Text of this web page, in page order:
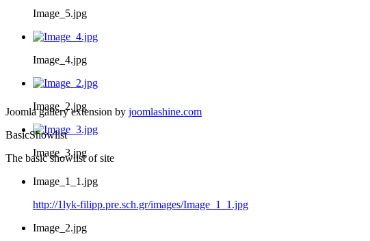
Image_5.jpg
Image_4.jpg
Image_2.jpg
Image_3.jpg
Joomla gallery extension by joomlashine.com
BasicShowlist
The basic showlist of site
Image_1_1.jpg
http://1lyk-filipp.pre.sch.gr/images/Image_1_1.jpg
Image_2.jpg